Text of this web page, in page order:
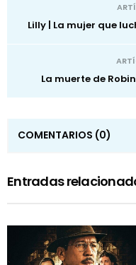
Lilly | La mujer que
La muerte de
COMENTARIOS (0)
Entradas